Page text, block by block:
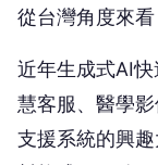
從台灣角度來看
近年生成式AI
慧客服、醫學
支援系統的興